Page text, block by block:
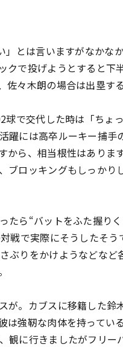
とは言いますがなかな
クで投げようとすると下
々木朗の場合は出塁す
で交代した時は「ちょ
躍には高卒ルーキー捕
から、相当根性はありま
ブロッキングもしっか
たら“バットをふた握り
戦で実際にそうしたそ
ぶりをかけようなどな
が。カブスに移籍した鈴
は強靭な肉体を持ってい
観に行きましたがフリー